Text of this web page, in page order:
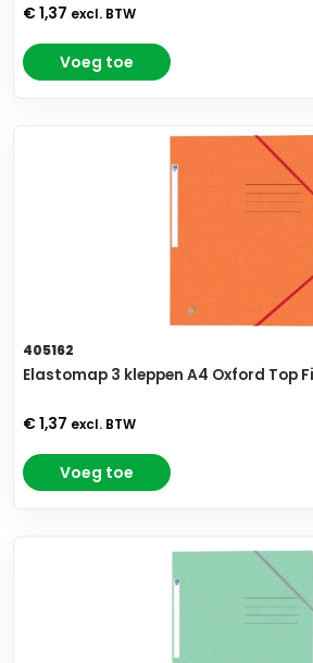
€ 1,37 excl. BTW
Voeg toe
405162
Elastomap 3 kleppen A4 Oxford Top
€ 1,37 excl. BTW
Voeg toe